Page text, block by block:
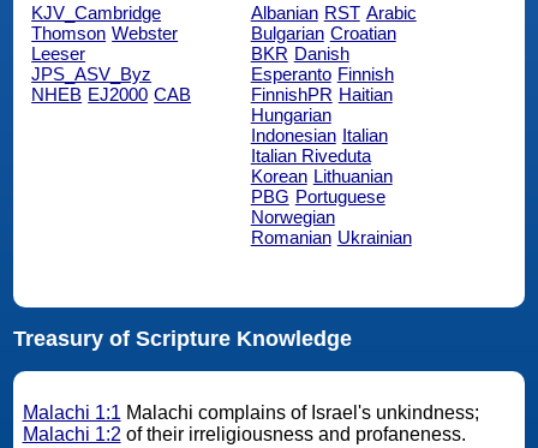
KJV_Cambridge
Thomson Webster
Leeser
JPS_ASV_Byz
NHEB EJ2000 CAB
Albanian RST Arabic
Bulgarian Croatian
BKR Danish
Esperanto Finnish
FinnishPR Haitian
Hungarian
Indonesian Italian
Italian Riveduta
Korean Lithuanian
PBG Portuguese
Norwegian
Romanian Ukrainian
Treasury of Scripture Knowledge
Malachi 1:1 Malachi complains of Israel's unkindness;
Malachi 1:2 of their irreligiousness and profaneness.